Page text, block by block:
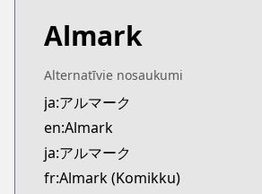
Official Raw
https://comic-walker.com/
Kitsu
Kitsu
MangaUpdates
MangaUpdates
Almark
Alternatīvie nosaukumi
ja:アルマーク
en:Almark
ja:アルマーク
fr:Almark (Komikku)